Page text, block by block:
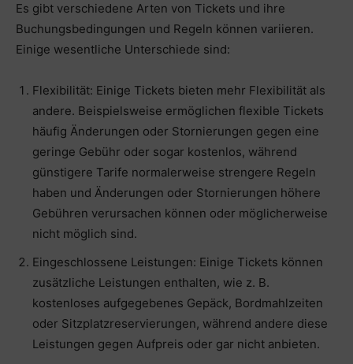
Es gibt verschiedene Arten von Tickets und ihre
Buchungsbedingungen und Regeln können variieren.
Einige wesentliche Unterschiede sind:
Flexibilität: Einige Tickets bieten mehr Flexibilität als
andere. Beispielsweise ermöglichen flexible Tickets
häufig Änderungen oder Stornierungen gegen eine
geringe Gebühr oder sogar kostenlos, während
günstigere Tarife normalerweise strengere Regeln
haben und Änderungen oder Stornierungen höhere
Gebühren verursachen können oder möglicherweise
nicht möglich sind.
Eingeschlossene Leistungen: Einige Tickets können
zusätzliche Leistungen enthalten, wie z. B.
kostenloses aufgegebenes Gepäck, Bordmahlzeiten
oder Sitzplatzreservierungen, während andere diese
Leistungen gegen Aufpreis oder gar nicht anbieten.